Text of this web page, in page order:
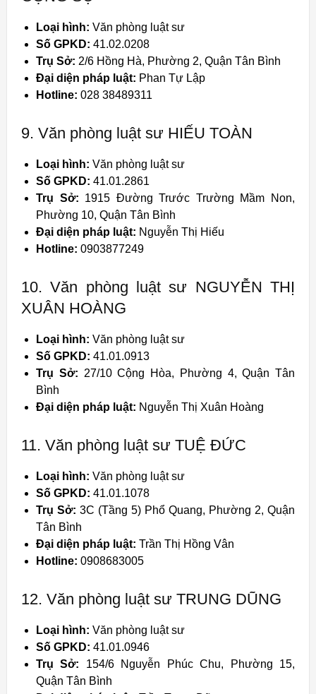
Loại hình: Văn phòng luật sư
Số GPKD: 41.02.0208
Trụ Sở: 2/6 Hồng Hà, Phường 2, Quận Tân Bình
Đại diện pháp luật: Phan Tự Lập
Hotline: 028 38489311
9. Văn phòng luật sư HIẾU TOÀN
Loại hình: Văn phòng luật sư
Số GPKD: 41.01.2861
Trụ Sở: 1915 Đường Trước Trường Mầm Non,
Phường 10, Quận Tân Bình
Đại diện pháp luật: Nguyễn Thị Hiếu
Hotline: 0903877249
10. Văn phòng luật sư NGUYỄN THỊ
XUÂN HOÀNG
Loại hình: Văn phòng luật sư
Số GPKD: 41.01.0913
Trụ Sở: 27/10 Cộng Hòa, Phường 4, Quận Tân
Bình
Đại diện pháp luật: Nguyễn Thị Xuân Hoàng
11. Văn phòng luật sư TUỆ ĐỨC
Loại hình: Văn phòng luật sư
Số GPKD: 41.01.1078
Trụ Sở: 3C (Tầng 5) Phổ Quang, Phường 2, Quận
Tân Bình
Đại diện pháp luật: Trần Thị Hồng Vân
Hotline: 0908683005
12. Văn phòng luật sư TRUNG DŨNG
Loại hình: Văn phòng luật sư
Số GPKD: 41.01.0946
Trụ Sở: 154/6 Nguyễn Phúc Chu, Phường 15,
Quận Tân Bình